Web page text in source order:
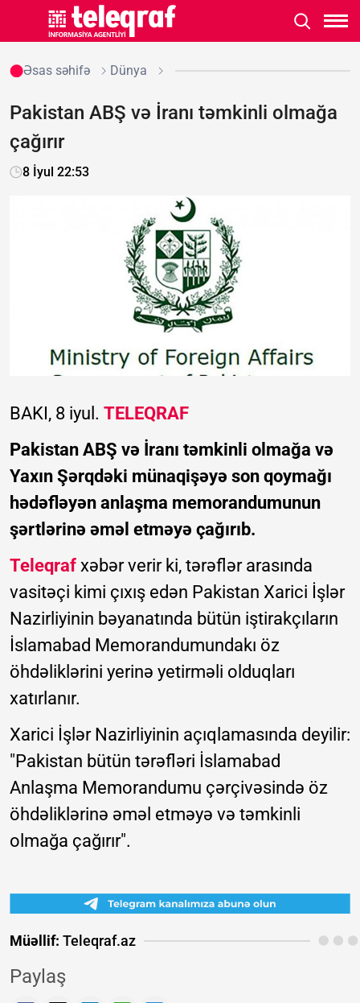
Əsas səhifə Dünya
Pakistan ABŞ və İranı təmkinli olmağa
çağırır
8 İyul 22:53
BAKI, 8 iyul. TELEQRAF
Pakistan ABŞ və İranı təmkinli olmağa və
Yaxın Şərqdəki münaqişəyə son qoymağı
hədəfləyən anlaşma memorandumunun
şərtlərinə əməl etməyə çağırıb.
Teleqraf xəbər verir ki, tərəflər arasında
vasitəçi kimi çıxış edən Pakistan Xarici İşlər
Nazirliyinin bəyanatında bütün iştirakçıların
İslamabad Memorandumundakı öz
öhdəliklərini yerinə yetirməli olduqları
xatırlanır.
Xarici İşlər Nazirliyinin açıqlamasında deyilir:
"Pakistan bütün tərəfləri İslamabad
Anlaşma Memorandumu çərçivəsində öz
öhdəliklərinə əməl etməyə və təmkinli
olmağa çağırır".
Müəllif: Teleqraf.az
Paylaş